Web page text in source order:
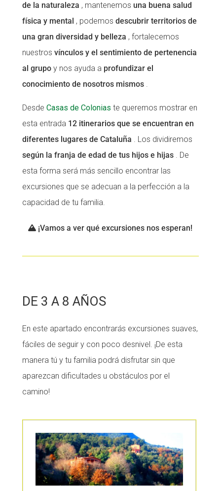
de la naturaleza , mantenemos una buena salud
física y mental , podemos descubrir territorios de
una gran diversidad y belleza , fortalecemos
nuestros vínculos y el sentimiento de pertenencia
al grupoy nos ayuda a profundizar el
conocimiento de nosotros mismos.
Desde Casas de Colonias te queremos mostrar en
esta entrada 12 itinerarios que se encuentran en
diferentes lugares de Cataluña . Los dividiremos
según la franja de edad de tus hijos e hijas. De
esta forma será más sencillo encontrar las
excursiones que se adecuan a la perfección a la
capacidad de tu familia.
¡Vamos a ver qué excursiones nos esperan!
DE 3 A 8 AÑOS
En este apartado encontrarás excursiones suaves,
fáciles de seguir y con poco desnivel. ¡De esta
manera tú y tu familia podrá disfrutar sin que
aparezcan dificultades u obstáculos por el
camino!
Missió i valors
Els comptes clars
Memòria d'activitats
Proposta educativa
Notícies
Butlletins
Diari de la Fundació
Fundesplai als mitjans
COL·LABORA
Missió i valors
Els comptes clars
Memòria d'activitats
Proposta educativa
Notícies
Butlletins
Diari de la Fundació
Fundesplai als mitjans
COL·LABORA